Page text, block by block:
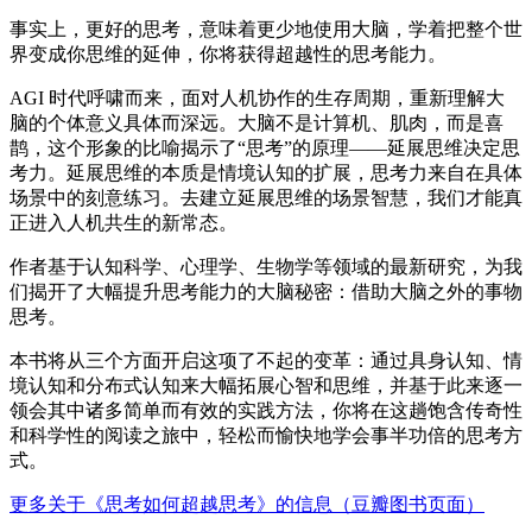
事实上，更好的思考，意味着更少地使用大脑，学着把整个世
界变成你思维的延伸，你将获得超越性的思考能力。
AGI 时代呼啸而来，面对人机协作的生存周期，重新理解大
脑的个体意义具体而深远。大脑不是计算机、肌肉，而是喜
鹊，这个形象的比喻揭示了“思考”的原理——延展思维决定思
考力。延展思维的本质是情境认知的扩展，思考力来自在具体
场景中的刻意练习。去建立延展思维的场景智慧，我们才能真
正进入人机共生的新常态。
作者基于认知科学、心理学、生物学等领域的最新研究，为我
们揭开了大幅提升思考能力的大脑秘密：借助大脑之外的事物
思考。
本书将从三个方面开启这项了不起的变革：通过具身认知、情
境认知和分布式认知来大幅拓展心智和思维，并基于此来逐一
领会其中诸多简单而有效的实践方法，你将在这趟饱含传奇性
和科学性的阅读之旅中，轻松而愉快地学会事半功倍的思考方
式。
更多关于《思考如何超越思考》的信息（豆瓣图书页面）